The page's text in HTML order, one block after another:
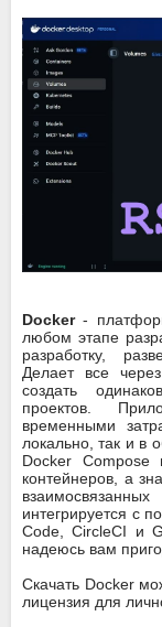
Docker-
любом этапе
разработку,
Делает все
создать
проектов.
временными
локально, так и в
Docker Compose
контейнеров, а
интегрируется с
Code, CircleCI и
надеюсь вам
Скачать Docker
лицензия для